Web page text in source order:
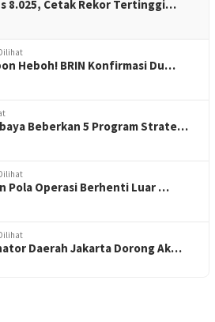
8.025, Cetak Rekor Tertinggi…
Heboh! BRIN Konfirmasi Du…
Beberkan 5 Program Strate…
Pola Operasi Berhenti Luar …
Daerah Jakarta Dorong Ak…